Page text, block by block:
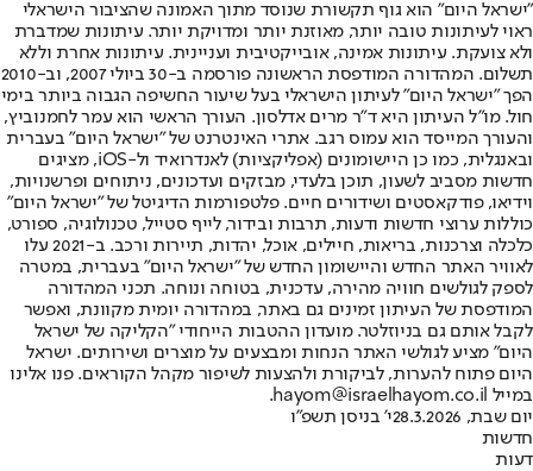
"ישראל היום" הוא גוף תקשורת שנוסד מתוך האמונה שהציבור הישראלי
ראוי לעיתונות טובה יותר, מאוזנת יותר ומדויקת יותר. עיתונות שמדברת
ולא צועקת. עיתונות אמינה, אובייקטיבית ועניינית. עיתונות אחרת וללא
תשלום. המהדורה המודפסת הראשונה פורסמה ב-30 ביולי 2007, וב-2010
הפך "ישראל היום" לעיתון הישראלי בעל שיעור החשיפה הגבוה ביותר בימי
חול. מו"ל העיתון היא ד"ר מרים אדלסון. העורך הראשי הוא עמר לחמנוביץ,
והעורך המייסד הוא עמוס רגב. אתרי האינטרנט של "ישראל היום" בעברית
ובאנגלית, כמו כן היישומונים (אפליקציות) לאנדרואיד ול-iOS, מציגים
חדשות מסביב לשעון, תוכן בלעדי, מבזקים ועדכונים, ניתוחים ופרשנויות,
וידיאו, פודקאסטים ושידורים חיים. פלטפורמות הדיגיטל של "ישראל היום"
כוללות ערוצי חדשות ודעות, תרבות ובידור, לייף סטייל, טכנולוגיה, ספורט,
כלכלה וצרכנות, בריאות, חיילים, אוכל, יהדות, תיירות ורכב. ב-2021 עלו
לאוויר האתר החדש והיישומון החדש של "ישראל היום" בעברית, במטרה
לספק לגולשים חוויה מהירה, עדכנית, בטוחה ונוחה. תכני המהדורה
המודפסת של העיתון זמינים גם באתר, במהדורה יומית מקוונת, ואפשר
לקבל אותם גם בניוזלטר. מועדון ההטבות הייחודי "הקליקה של ישראל
היום" מציע לגולשי האתר הנחות ומבצעים על מוצרים ושירותים. ישראל
היום פתוח להערות, לביקורת ולהצעות לשיפור מקהל הקוראים. פנו אלינו
במייל hayom@israelhayom.co.il.
יום שבת, 28.3.2026
י' בניסן תשפ"ו
חדשות
דעות